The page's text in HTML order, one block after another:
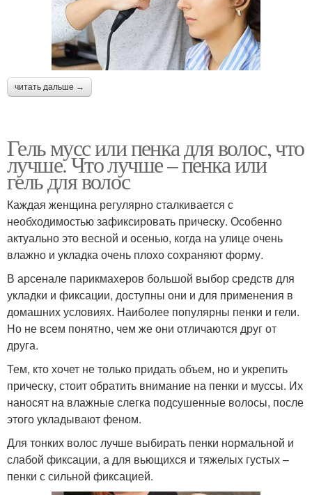
читать дальше →
Гель мусс или пенка для волос, что
лучше. Что лучше – пенка или
гель для волос
Каждая женщина регулярно сталкивается с
необходимостью зафиксировать прическу. Особенно
актуально это весной и осенью, когда на улице очень
влажно и укладка очень плохо сохраняют форму.
В арсенале парикмахеров большой выбор средств для
укладки и фиксации, доступны они и для применения в
домашних условиях. Наиболее популярны пенки и гели.
Но не всем понятно, чем же они отличаются друг от
друга.
Тем, кто хочет не только придать объем, но и укрепить
прическу, стоит обратить внимание на пенки и муссы. Их
наносят на влажные слегка подсушенные волосы, после
этого укладывают феном.
Для тонких волос лучше выбирать пенки нормальной и
слабой фиксации, а для вьющихся и тяжелых густых –
пенки с сильной фиксацией.